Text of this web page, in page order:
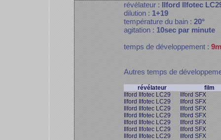
révélateur :Ilford Ilfotec
dilution :1+19
température du bain :20°
agitation :10sec par minute
temps de développement :
Autres temps de
révélateur
film
Ilford Ilfotec LC29
Ilford SFX
Ilford Ilfotec LC29
Ilford SFX
Ilford Ilfotec LC29
Ilford SFX
Ilford Ilfotec LC29
Ilford SFX
Ilford Ilfotec LC29
Ilford SFX
Ilford Ilfotec LC29
Ilford SFX
Ilford Ilfotec LC29
Ilford SFX